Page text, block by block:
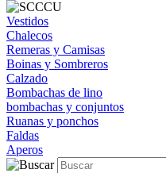
Vestidos
Chalecos
Remeras y Camisas
Boinas y Sombreros
Calzado
Bombachas de lino
bombachas y conjuntos
Ruanas y ponchos
Faldas
Aperos